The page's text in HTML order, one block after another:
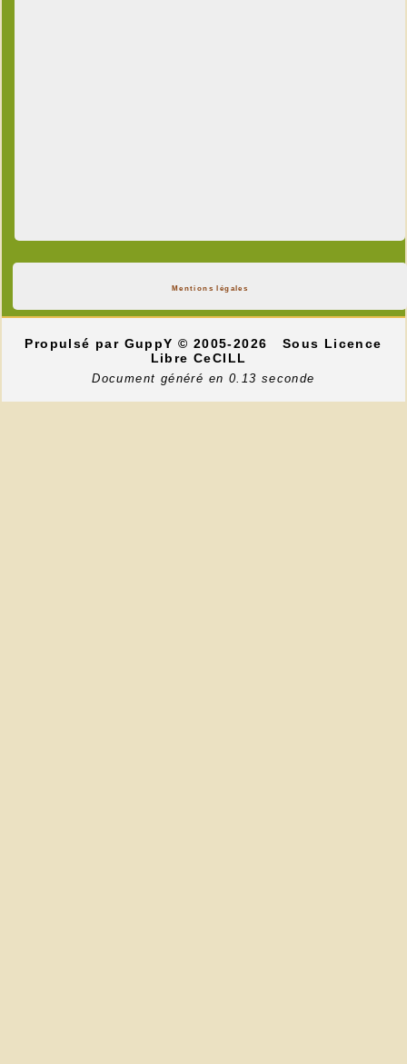
Mentions légales
Propulsé par GuppY© 2005-2026
Sous Licence
Libre CeCILL
Document généré en 0.13 seconde